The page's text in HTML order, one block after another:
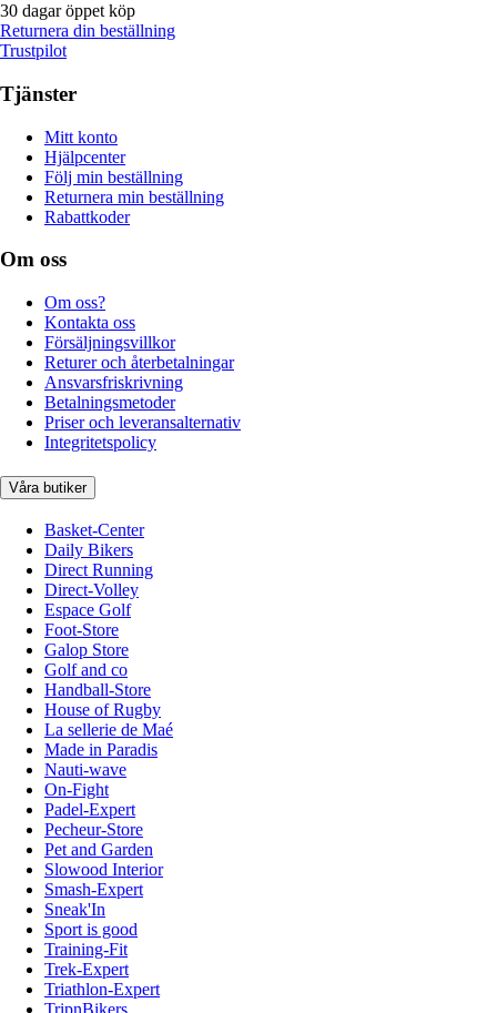
30 dagar öppet köp
Returnera din beställning
Trustpilot
Tjänster
Mitt konto
Hjälpcenter
Följ min beställning
Returnera min beställning
Rabattkoder
Om oss
Om oss?
Kontakta oss
Försäljningsvillkor
Returer och återbetalningar
Ansvarsfriskrivning
Betalningsmetoder
Priser och leveransalternativ
Integritetspolicy
Våra butiker
Basket-Center
Daily Bikers
Direct Running
Direct-Volley
Espace Golf
Foot-Store
Galop Store
Golf and co
Handball-Store
House of Rugby
La sellerie de Maé
Made in Paradis
Nauti-wave
On-Fight
Padel-Expert
Pecheur-Store
Pet and Garden
Slowood Interior
Smash-Expert
Sneak'In
Sport is good
Training-Fit
Trek-Expert
Triathlon-Expert
TripnBikers